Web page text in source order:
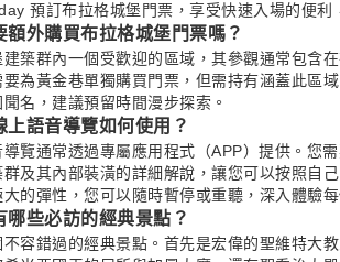
預訂布拉格城堡門票，享受快速入場的便利
外購買布拉格城堡門票嗎？
築群內一個受歡迎的區域，其參觀通常包含
為黃金巷單獨購買門票，但需持有涵蓋此區
名，建議預留時間漫步探索。
語音導覽如何使用？
覽通常透過專屬應用程式（APP）提供。您
及其內部裝潢的詳細解說，讓您可以按照自
的彈性，您可以隨時暫停或重聽，深入體驗每
些必訪的經典景點？
容錯過的經典景點。首先是宏偉的聖維特大